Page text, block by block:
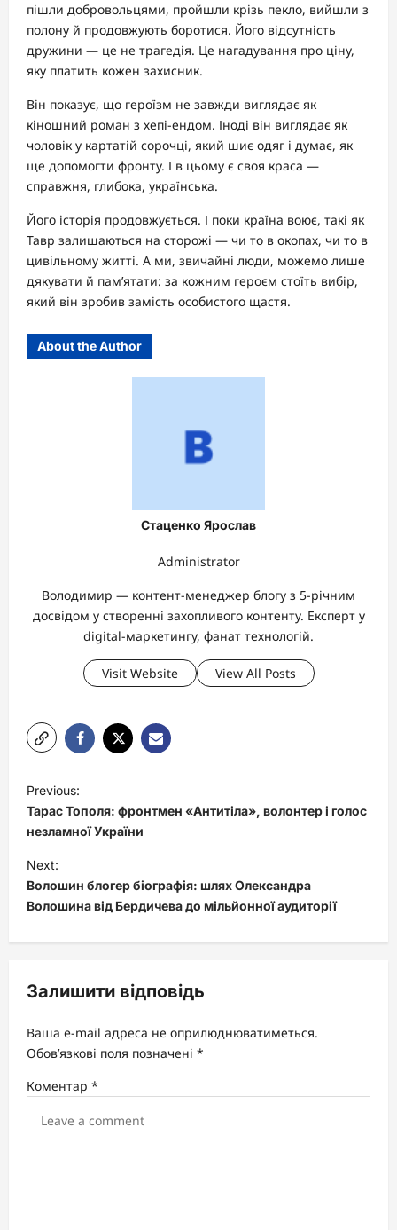
пішли добровольцями, пройшли крізь пекло, вийшли з
полону й продовжують боротися. Його відсутність
дружини — це не трагедія. Це нагадування про ціну,
яку платить кожен захисник.
Він показує, що героїзм не завжди виглядає як
кіношний роман з хепі-ендом. Іноді він виглядає як
чоловік у картатій сорочці, який шиє одяг і думає, як
ще допомогти фронту. І в цьому є своя краса —
справжня, глибока, українська.
Його історія продовжується. І поки країна воює, такі як
Тавр залишаються на сторожі — чи то в окопах, чи то в
цивільному житті. А ми, звичайні люди, можемо лише
дякувати й пам’ятати: за кожним героєм стоїть вибір,
який він зробив замість особистого щастя.
About the Author
Стаценко Ярослав
Administrator
Володимир — контент-менеджер блогу з 5-річним
досвідом у створенні захопливого контенту. Експерт у
digital-маркетингу, фанат технологій.
Visit Website View All Posts
o
s
t
n
a
v
g
a
t
i
Previous:
Тарас Тополя: фронтмен «Антитіла», волонтер і голос
незламної України
Next:
Волошин блогер біографія: шлях Олександра
Волошина від Бердичева до мільйонної аудиторії
Залишити відповідь
Ваша e-mail адреса не оприлюднюватиметься.
Обов’язкові поля позначені *
Коментар *